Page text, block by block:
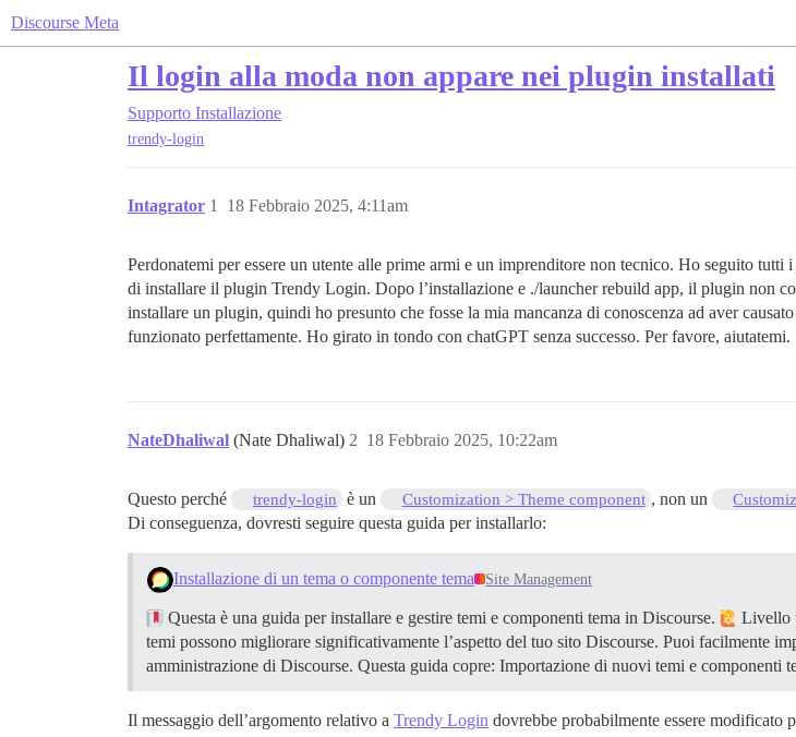
Discourse Meta
Il login alla moda non appare nei plugin installati
Supporto Installazione
trendy-login
Intagrator 18 Febbraio 2025, 4:11am
1
Perdonatemi per essere un utente alle prime armi e un imprenditore non tecnico. Ho seguito
di installare il plugin Trendy Login. Dopo l’installazione e ./launcher rebuild app, il plugin non
installare un plugin, quindi ho presunto che fosse la mia mancanza di conoscenza ad aver
funzionato perfettamente. Ho girato in tondo con chatGPT senza successo. Per favore, aiutatemi.
NateDhaliwal (Nate Dhaliwal) 18 Febbraio 2025, 10:22am
2
Questo perché trendy-login è un Customization > Theme component , non un
Di conseguenza, dovresti seguire questa guida per installarlo:
Installazione di un tema o componente tema Site Management
Questa è una guida per installare e gestire temi e componenti tema in Discourse.
Livello
temi possono migliorare significativamente l’aspetto del tuo sito Discourse. Puoi facilmente
amministrazione di Discourse. Questa guida copre: Importazione di nuovi temi e
Il messaggio dell’argomento relativo a Trendy Login dovrebbe probabilmente essere modificato